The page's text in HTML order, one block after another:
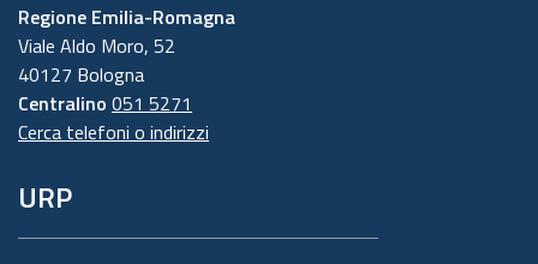
Regione Emilia-Romagna
Viale Aldo Moro, 52
40127 Bologna
Centralino 051 5271
Cerca telefoni o indirizzi
URP